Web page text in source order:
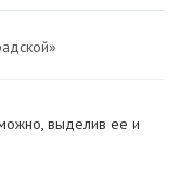
выделив ее и